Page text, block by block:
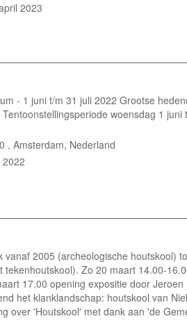
2023
- 1 juni t/m 31 juli 2022 Grootse
woensdag 1 juni
, Amsterdam, Nederland
vanaf 2005 (archeologische houtskool)
tekenhoutskool). Zo 20 maart 14.00-
17.00 opening expositie door Jeroen
het klanklandschap: houtskool van
over 'Houtskool' met dank aan 'de